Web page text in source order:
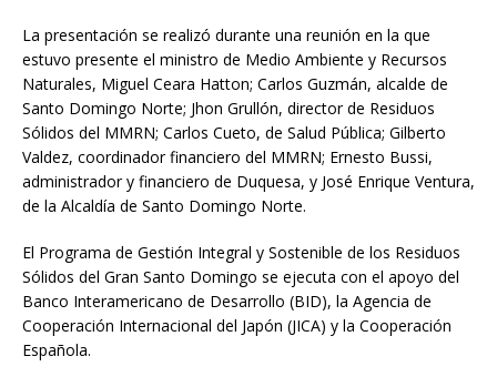
La presentación se realizó durante una reunión en la que
estuvo presente el ministro de Medio Ambiente y Recursos
Naturales, Miguel Ceara Hatton; Carlos Guzmán, alcalde de
Santo Domingo Norte; Jhon Grullón, director de Residuos
Sólidos del MMRN; Carlos Cueto, de Salud Pública; Gilberto
Valdez, coordinador financiero del MMRN; Ernesto Bussi,
administrador y financiero de Duquesa, y José Enrique Ventura,
de la Alcaldía de Santo Domingo Norte.
El Programa de Gestión Integral y Sostenible de los Residuos
Sólidos del Gran Santo Domingo se ejecuta con el apoyo del
Banco Interamericano de Desarrollo (BID), la Agencia de
Cooperación Internacional del Japón (JICA) y la Cooperación
Española.